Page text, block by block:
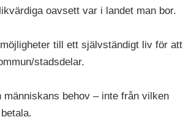
oavsett var i landet man bor.
till ett självständigt liv för att
stadsdelar.
människans behov – inte från vilken